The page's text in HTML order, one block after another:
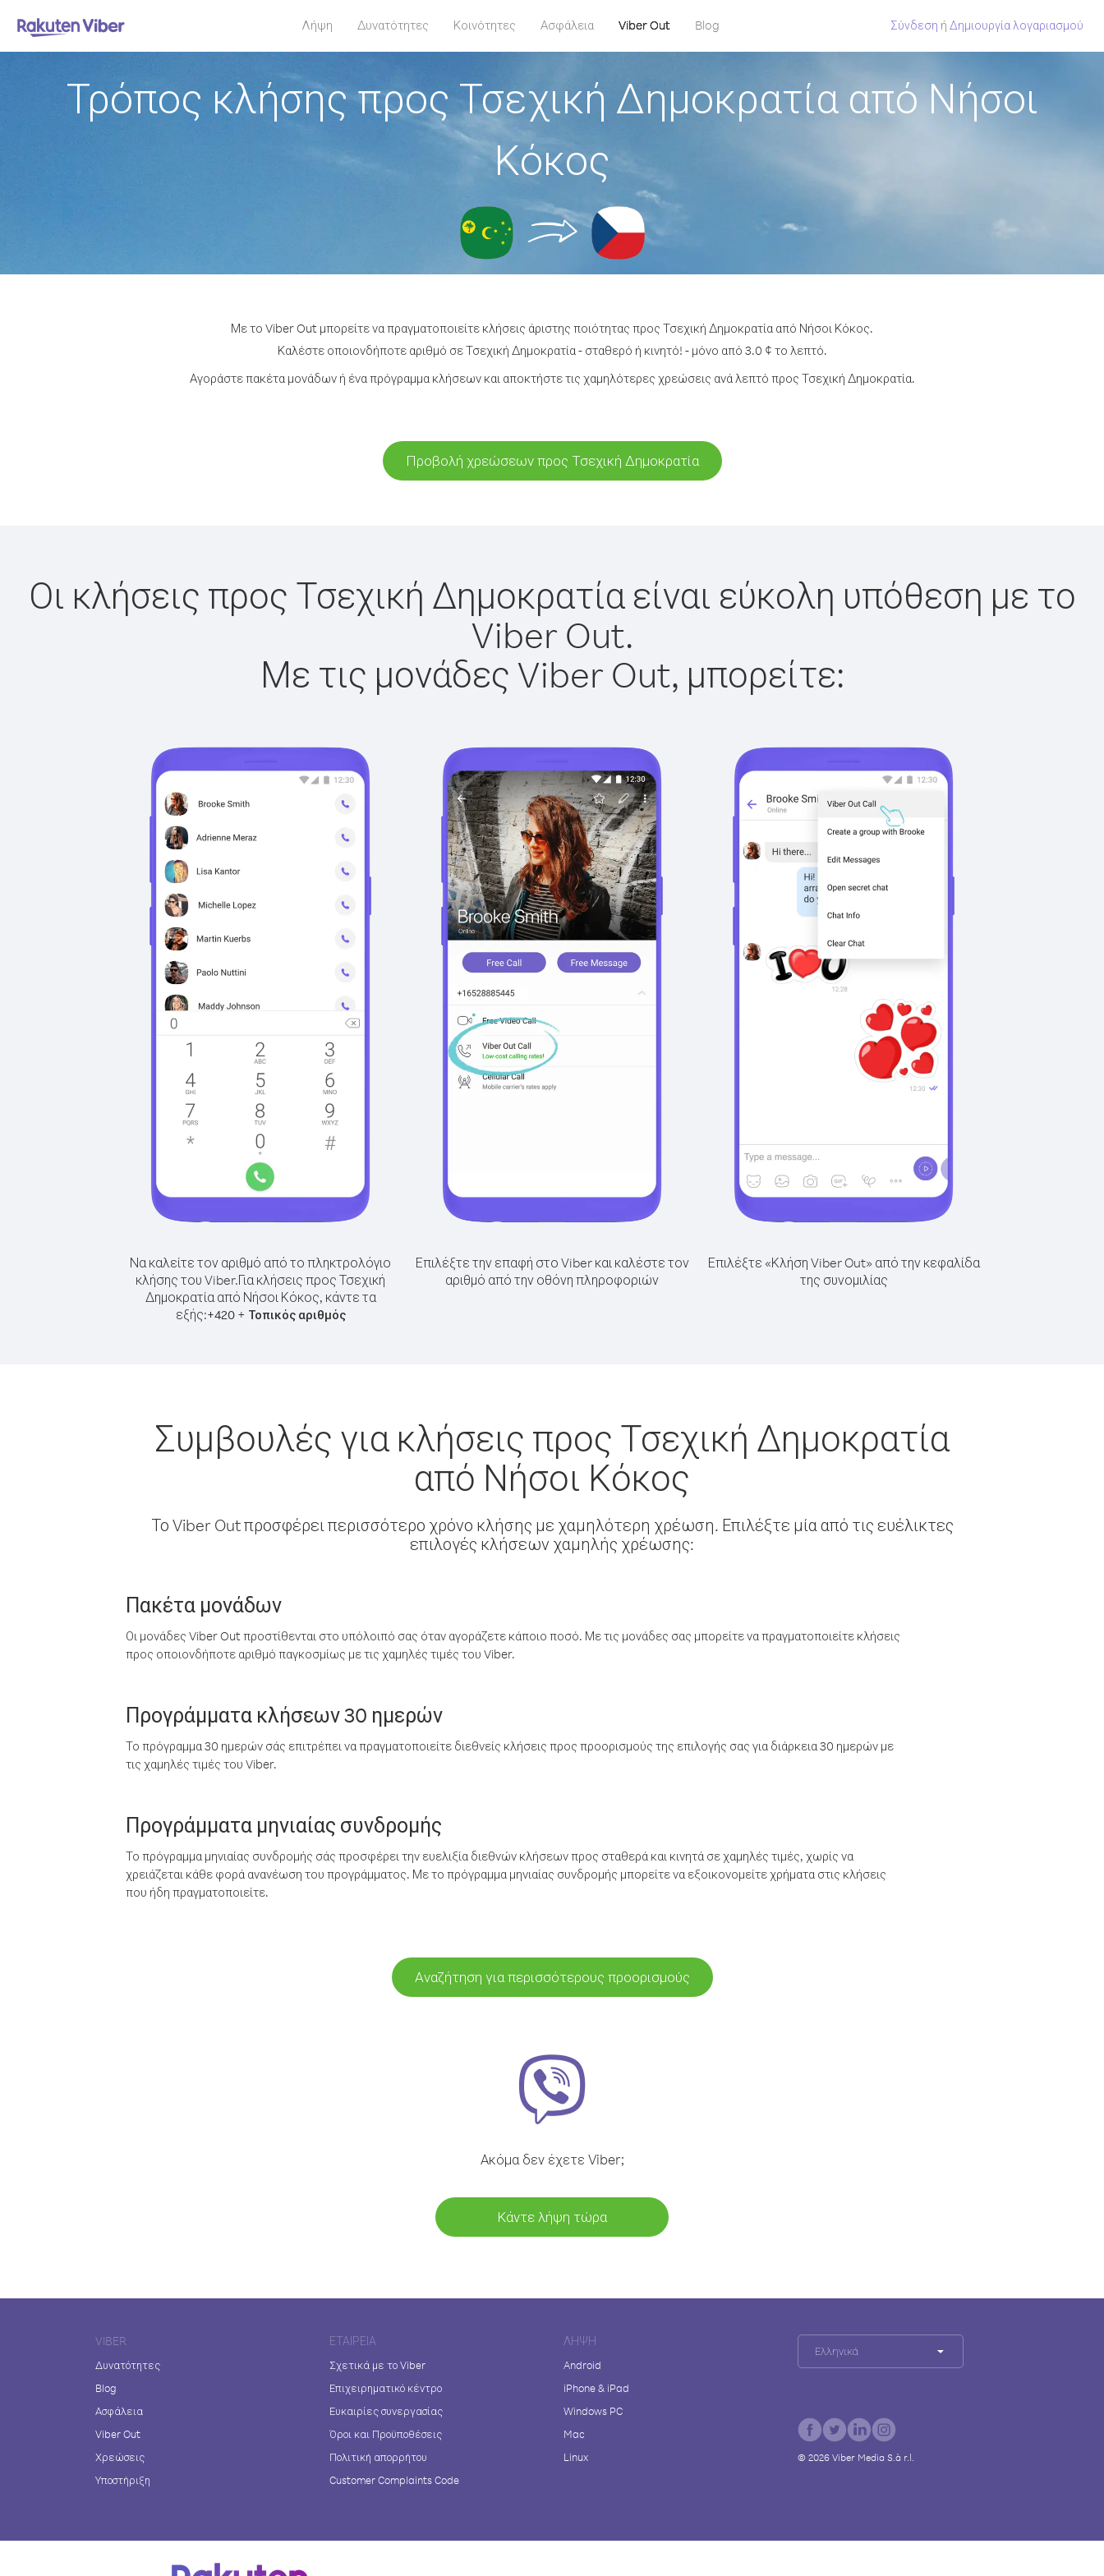
Λήψη Δυνατότητες Κοινότητες Ασφάλεια Viber Out Blog Σύνδεση ή Δημιουργία λογαριασμού
Τρόπος κλήσης προς Τσεχική Δημοκρατία από Νήσοι
Κόκος
Με το Viber Out μπορείτε να πραγματοποιείτε κλήσεις άριστης ποιότητας προς Τσεχική Δημοκρατία από Νήσοι Κόκος.
Καλέστε οποιονδήποτε αριθμό σε Τσεχική Δημοκρατία - σταθερό ή κινητό! - μόνο από 3.0 ¢ το λεπτό.
Αγοράστε πακέτα μονάδων ή ένα πρόγραμμα κλήσεων και αποκτήστε τις χαμηλότερες χρεώσεις ανά λεπτό προς Τσεχική Δημοκρατία.
Προβολή χρεώσεων προς Τσεχική Δημοκρατία
Οι κλήσεις προς Τσεχική Δημοκρατία είναι εύκολη υπόθεση με το
Viber Out.
Με τις μονάδες Viber Out, μπορείτε:
Να καλείτε τον αριθμό από το πληκτρολόγιο
κλήσης του Viber.Για κλήσεις προς Τσεχική
Δημοκρατία από Νήσοι Κόκος, κάντε τα
εξής:+420+ Τοπικός αριθμός
Επιλέξτε την επαφή στο Viber και καλέστε τον
αριθμό από την οθόνη πληροφοριών
Επιλέξτε «Κλήση Viber Out» από την κεφαλίδα
της συνομιλίας
Συμβουλές για κλήσεις προς Τσεχική Δημοκρατία
από Νήσοι Κόκος
Το Viber Out προσφέρει περισσότερο χρόνο κλήσης με χαμηλότερη χρέωση. Επιλέξτε μία από τις ευέλικτες
επιλογές κλήσεων χαμηλής χρέωσης:
Πακέτα μονάδων
Οι μονάδες Viber Out προστίθενται στο υπόλοιπό σας όταν αγοράζετε κάποιο ποσό. Με τις μονάδες σας μπορείτε να πραγματοποιείτε κλήσεις
προς οποιονδήποτε αριθμό παγκοσμίως με τις χαμηλές τιμές του Viber.
Προγράμματα κλήσεων 30 ημερών
Το πρόγραμμα 30 ημερών σάς επιτρέπει να πραγματοποιείτε διεθνείς κλήσεις προς προορισμούς της επιλογής σας για διάρκεια 30 ημερών με
τις χαμηλές τιμές του Viber.
Προγράμματα μηνιαίας συνδρομής
Το πρόγραμμα μηνιαίας συνδρομής σάς προσφέρει την ευελιξία διεθνών κλήσεων προς σταθερά και κινητά σε χαμηλές τιμές, χωρίς να
χρειάζεται κάθε φορά ανανέωση του προγράμματος. Με το πρόγραμμα μηνιαίας συνδρομής μπορείτε να εξοικονομείτε χρήματα στις κλήσεις
που ήδη πραγματοποιείτε.
Αναζήτηση για περισσότερους προορισμούς
Ακόμα δεν έχετε Viber;
Κάντε λήψη τώρα
VIBER
Δυνατότητες
Blog
Ασφάλεια
Viber Out
Χρεώσεις
Υποστήριξη
ΕΤΑΙΡΕΊΑ
Σχετικά με το Viber
Επιχειρηματικό κέντρο
Ευκαιρίες συνεργασίας
Όροι και Προϋποθέσεις
Πολιτική απορρήτου
Customer Complaints Code
ΛΉΨΗ
Android
iPhone & iPad
Windows PC
Mac
Linux
Ελληνικά
© 2026 Viber Media S.à r.l.